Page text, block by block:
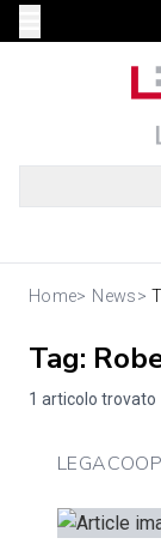
Home> News>
Tag:
1 articolo trovato